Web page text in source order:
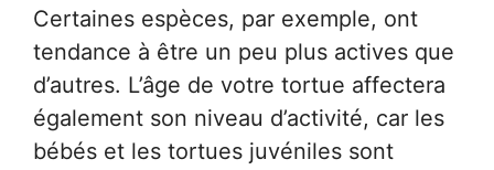
Certaines espèces, par exemple, ont
tendance à être un peu plus actives que
d’autres. L’âge de votre tortue affectera
également son niveau d’activité, car les
bébés et les tortues juvéniles sont